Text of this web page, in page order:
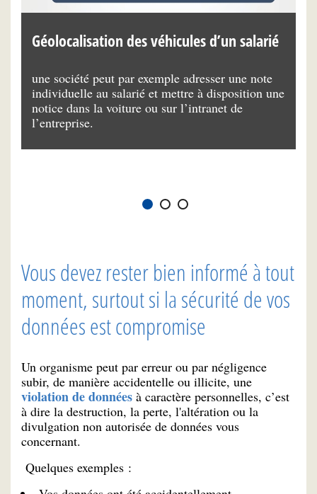
Géolocalisation des véhicules d’un salarié
une société peut par exemple adresser une note
individuelle au salarié et mettre à disposition une
notice dans la voiture ou sur l’intranet de
l’entreprise.
Vous devez rester bien informé à tout
moment, surtout si la sécurité de vos
données est compromise
Un organisme peut par erreur ou par négligence
subir, de manière accidentelle ou illicite, une
violation de données à caractère personnelles, c’est
à dire la destruction, la perte, l'altération ou la
divulgation non autorisée de données vous
concernant.
Quelques exemples :